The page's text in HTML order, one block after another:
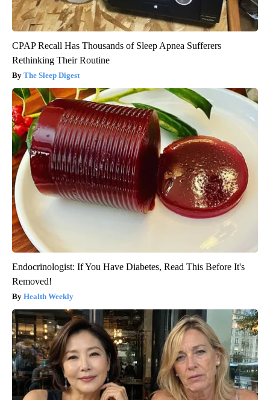
CPAP Recall Has Thousands of Sleep Apnea Sufferers
Rethinking Their Routine
The Sleep Digest
Endocrinologist: If You Have Diabetes, Read This Before It's
Removed!
Health Weekly